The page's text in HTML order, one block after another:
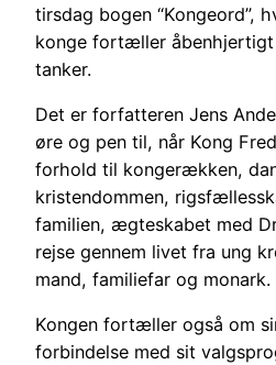
tirsdag bogen “Kongeord”,
konge fortæller åbenhjertigt
tanker.
Det er forfatteren Jens
øre og pen til, når Kong
forhold til kongerækken,
kristendommen,
familien, ægteskabet med
rejse gennem livet fra ung
mand, familiefar og monark.
Kongen fortæller også om
forbindelse med sit